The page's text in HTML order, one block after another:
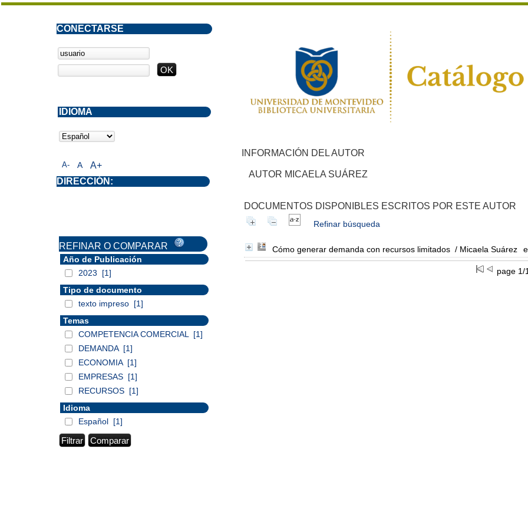
INFORMACIÓN DEL AUTOR
AUTOR MICAELA SUÁREZ
DOCUMENTOS DISPONIBLES ESCRITOS POR ESTE AUTOR
Refinar búsqueda
Cómo generar demanda con recursos limitados / Micaela Suárez
page
A- A A+
CONECTARSE
DIRECCIÓN:
IDIOMA
REFINAR O COMPARAR
Año de Publicación
2023
[1]
Tipo de documento
texto impreso [1]
Temas
COMPETENCIA COMERCIAL
[1]
DEMANDA [1]
ECONOMIA [1]
EMPRESAS [1]
RECURSOS [1]
Idioma
Español [1]